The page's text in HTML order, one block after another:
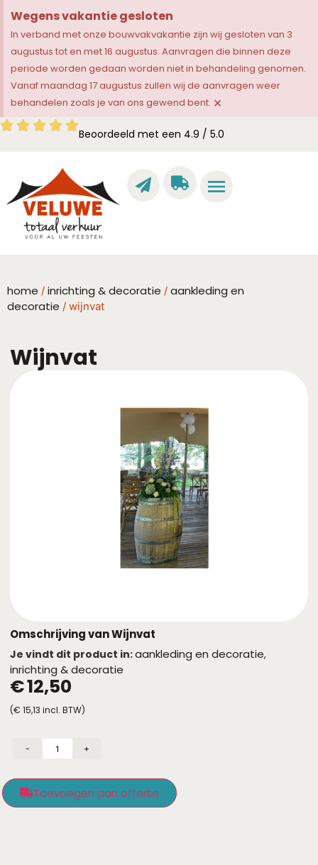
Wegens vakantie gesloten
In verband met onze bouwvakvakantie zijn wij gesloten van 3
augustus tot en met 16 augustus. Aanvragen die binnen deze
periode worden gedaan worden niet in behandeling genomen.
Vanaf maandag 17 augustus zullen wij de aanvragen weer
behandelen zoals je van ons gewend bent. ×
Beoordeeld met een 4.9 / 5.0
home / inrichting & decoratie / aankleding en
decoratie / wijnvat
Wijnvat
Omschrijving van Wijnvat
Je vindt dit product in:aankleding en decoratie,
inrichting & decoratie
€12,50
(€ 15,13 incl. BTW)
- +
Toevoegen aan offerte